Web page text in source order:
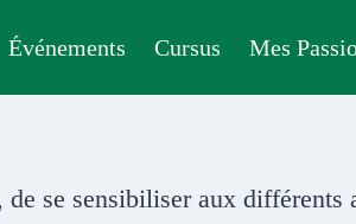
Événements Cursus Mes
se sensibiliser aux différents